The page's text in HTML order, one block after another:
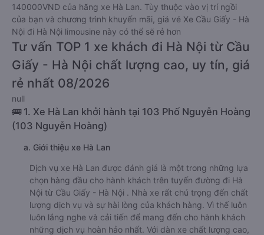
140000VND của hãng xe Hà Lan. Tùy thuộc vào vị trí ngồi
của bạn và chương trình khuyến mãi, giá vé Xe Cầu Giấy - Hà
Nội đi Hà Nội limousine này có thể sẽ rẻ hơn
Tư vấn TOP 1 xe khách đi Hà Nội từ Cầu
Giấy - Hà Nội chất lượng cao, uy tín, giá
rẻ nhất 08/2026
null
🚌 1. Xe Hà Lan khởi hành tại 103 Phố Nguyễn Hoàng
(103 Nguyễn Hoàng)
a. Giới thiệu xe Hà Lan
Dịch vụ xe Hà Lan được đánh giá là một trong những lựa
chọn hàng đầu cho hành khách trên tuyến đường đi Hà
Nội từ Cầu Giấy - Hà Nội . Nhà xe rất chú trọng đến chất
lượng dịch vụ và sự hài lòng của khách hàng. Vì thế luôn
luôn lắng nghe và cải tiến để mang đến cho hành khách
những dịch vụ hoàn hảo nhất. Với dàn xe chất lượng cao,